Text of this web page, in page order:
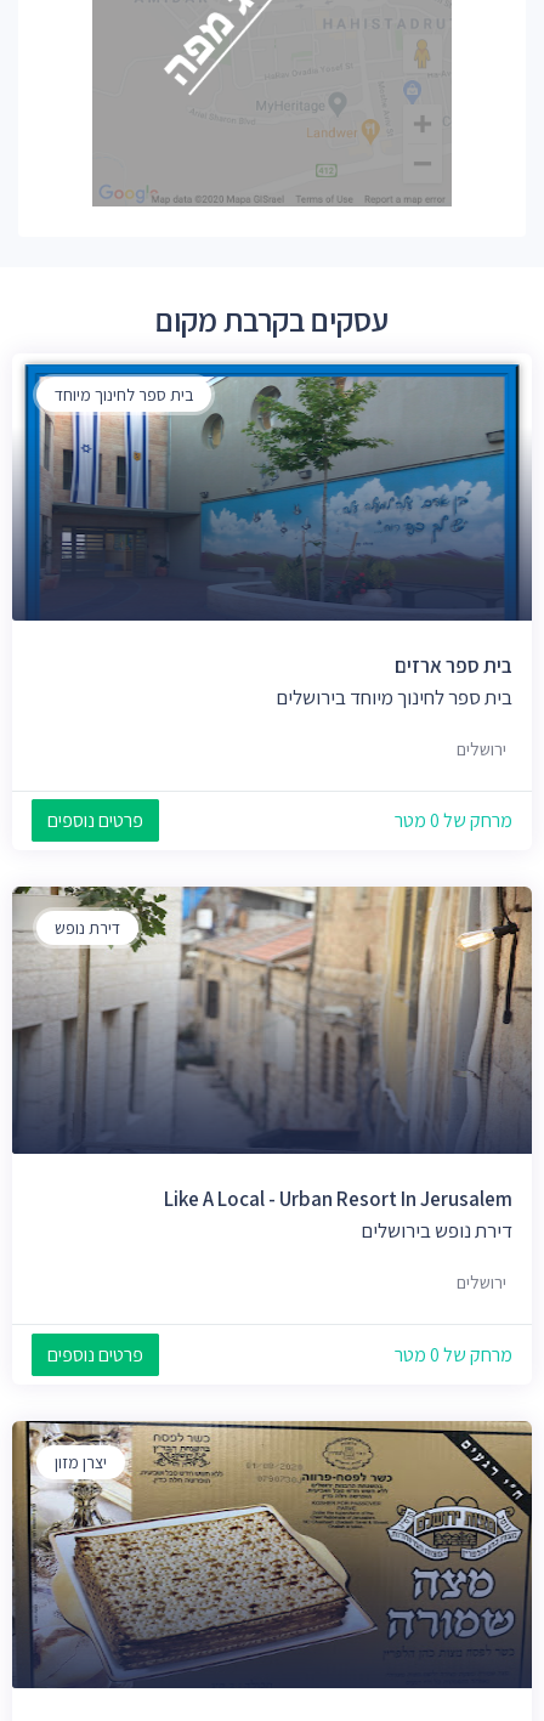
עסקים בקרבת מקום
בית ספר לחינוך מיוחד
בית ספר ארזים
בית ספר לחינוך מיוחד בירושלים
ירושלים
מרחק של 0 מטר פרטים נוספים
דירת נופש
Like A Local - Urban Resort In Jerusalem
דירת נופש בירושלים
ירושלים
מרחק של 0 מטר פרטים נוספים
יצרן מזון